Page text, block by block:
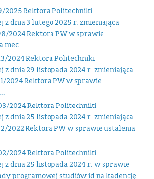
2025 Rektora Politechniki
z dnia 3 lutego 2025 r. zmieniająca
2024 Rektora PW w sprawie
mec...
2024 Rektora Politechniki
z dnia 29 listopada 2024 r. zmieniająca
2024 Rektora PW w sprawie
2024 Rektora Politechniki
z dnia 25 listopada 2024 r. zmieniająca
2022 Rektora PW w sprawie ustalenia
2024 Rektora Politechniki
z dnia 25 listopada 2024 r. w sprawie
programowej studiów id na kadencję